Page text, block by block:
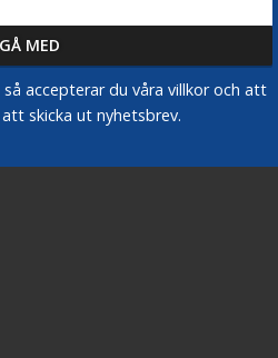
accepterar du våra villkor och att
skicka ut nyhetsbrev.